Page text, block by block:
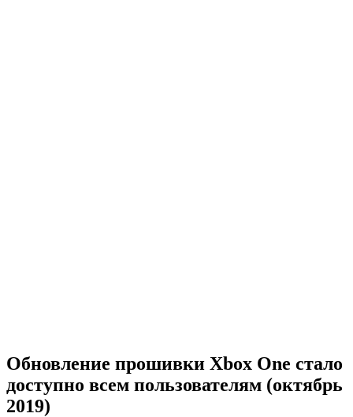
Обновление прошивки Xbox One стало
доступно всем пользователям (октябрь
2019)